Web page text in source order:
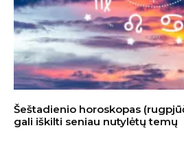
Šeštadienio horoskopas
gali iškilti seniau nutylėtų temų